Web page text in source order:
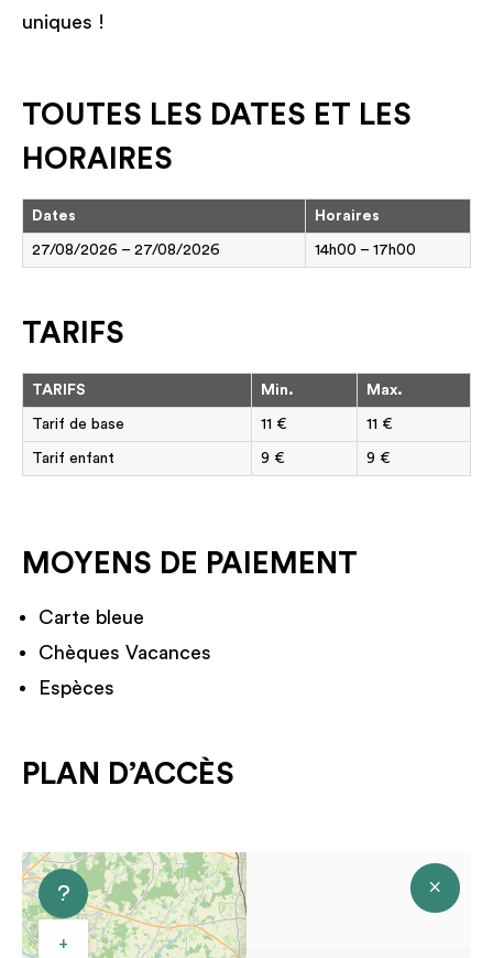
uniques !
TOUTES LES DATES ET LES
HORAIRES
Dates Horaires
27/08/2026 – 27/08/2026 14h00 – 17h00
TARIFS
TARIFS Min. Max.
Tarif de base 11 € 11 €
Tarif enfant 9 € 9 €
MOYENS DE PAIEMENT
Carte bleue
Chèques Vacances
Espèces
PLAN D’ACCÈS
+